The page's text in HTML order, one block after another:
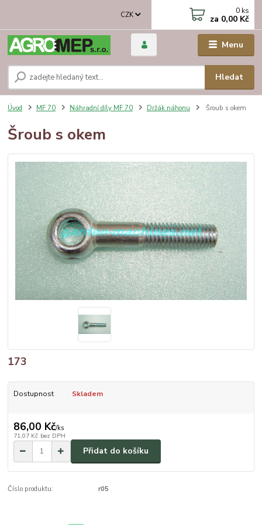
Menu
CZK
Hledat
0 ks
za 0,00 Kč
Úvod MF 70 Náhradní díly MF 70 Držák náhonu Šroub s okem
Šroub s okem
173
Dostupnost Skladem
86,00 Kč/ks
71,07 Kč bez DPH
Přidat do košíku
Číslo produktu: r05